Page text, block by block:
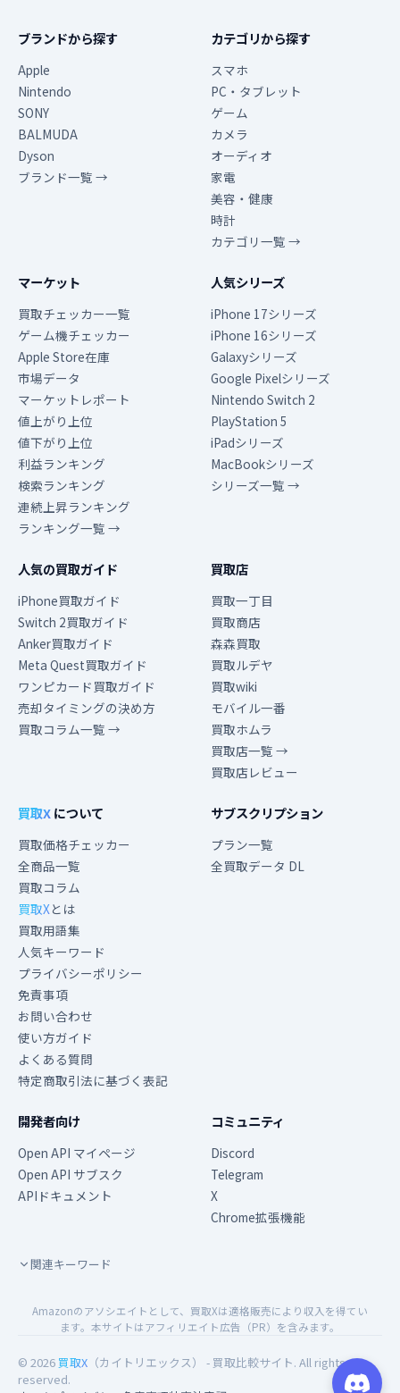
ブランドから探す
Apple
Nintendo
SONY
BALMUDA
Dyson
ブランド一覧 →
カテゴリから探す
スマホ
PC・タブレット
ゲーム
カメラ
オーディオ
家電
美容・健康
時計
カテゴリ一覧 →
マーケット
買取チェッカー一覧
ゲーム機チェッカー
Apple Store在庫
市場データ
マーケットレポート
値上がり上位
値下がり上位
利益ランキング
検索ランキング
連続上昇ランキング
ランキング一覧 →
人気シリーズ
iPhone 17シリーズ
iPhone 16シリーズ
Galaxyシリーズ
Google Pixelシリーズ
Nintendo Switch 2
PlayStation 5
iPadシリーズ
MacBookシリーズ
シリーズ一覧 →
人気の買取ガイド
iPhone買取ガイド
Switch 2買取ガイド
Anker買取ガイド
Meta Quest買取ガイド
ワンピカード買取ガイド
売却タイミングの決め方
買取コラム一覧 →
買取店
買取一丁目
買取商店
森森買取
買取ルデヤ
買取wiki
モバイル一番
買取ホムラ
買取店一覧 →
買取店レビュー
買取Xについて
買取価格チェッカー
全商品一覧
買取コラム
買取Xとは
買取用語集
人気キーワード
プライバシーポリシー
免責事項
お問い合わせ
使い方ガイド
よくある質問
特定商取引法に基づく表記
サブスクリプション
プラン一覧
全買取データ DL
開発者向け
Open API マイページ
Open API サブスク
APIドキュメント
コミュニティ
Discord
Telegram
X
Chrome拡張機能
関連キーワード
Amazonのアソシエイトとして、買取Xは適格販売により収入を得てい
ます。本サイトはアフィリエイト広告（PR）を含みます。
© 2026 買取X （カイトリエックス） - 買取比較サイト. All rights
reserved.